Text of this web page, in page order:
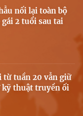
nối lại toàn bộ
gái 2 tuổi sau tai
từ tuần 20 vẫn giữ
kỹ thuật truyền ối